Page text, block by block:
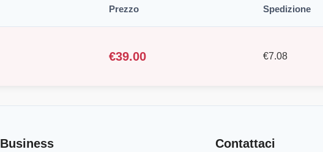
Prezzo Spedizione
€39.00 €7.08
Business Contattaci